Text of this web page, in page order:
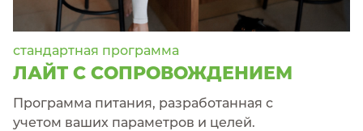
стандартная программа
ЛАЙТ С СОПРОВОЖДЕНИЕМ
Программа питания, разработанная с
учетом ваших параметров и целей.